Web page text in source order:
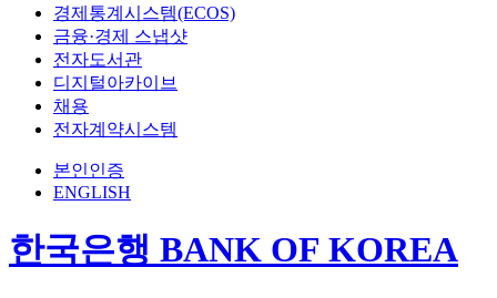
경제통계시스템(ECOS)
금융·경제 스냅샷
전자도서관
디지털아카이브
채용
전자계약시스템
본인인증
ENGLISH
한국은행 BANK OF KOREA